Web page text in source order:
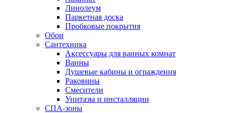
Линолеум
Паркетная доска
Пробковые покрытия
Обои
Сантехника
Аксессуары для ванных комнат
Ванны
Душевые кабины и ограждения
Раковины
Смесители
Унитазы и инсталляции
СПА-зоны